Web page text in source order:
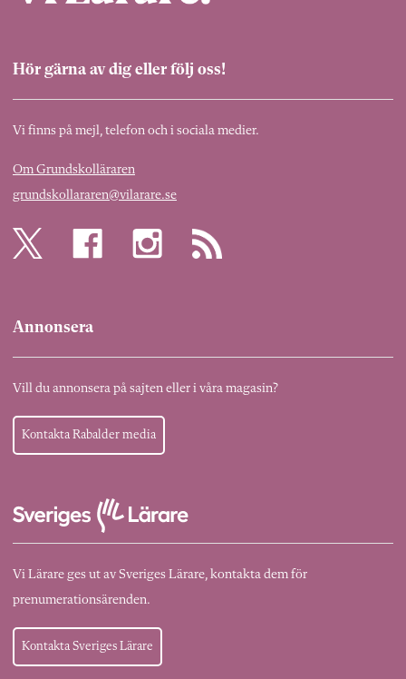
Hör gärna av dig eller följ oss!
Vi finns på mejl, telefon och i sociala medier.
Om Grundskolläraren
grundskollararen@vilarare.se
Annonsera
Vill du annonsera på sajten eller i våra magasin?
Kontakta Rabalder media
Vi Lärare ges ut av Sveriges Lärare, kontakta dem för
prenumerationsärenden.
Kontakta Sveriges Lärare